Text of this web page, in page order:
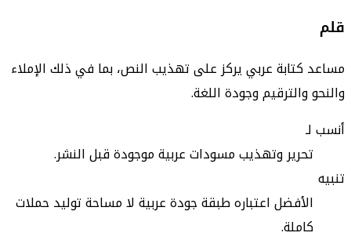
قلم
مساعد كتابة عربي يركز على تهذيب النص، بما في ذلك الإملاء
والنحو والترقيم وجودة اللغة.
أنسب لـ
تحرير وتهذيب مسودات عربية موجودة قبل النشر.
تنبيه
الأفضل اعتباره طبقة جودة عربية لا مساحة توليد حملات
كاملة.